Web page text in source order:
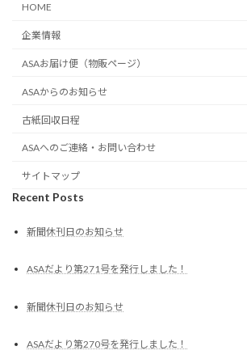
HOME
企業情報
ASAお届け便（物販ページ）
ASAからのお知らせ
古紙回収日程
ASAへのご連絡・お問い合わせ
サイトマップ
Recent Posts
新聞休刊日のお知らせ
ASAだより第271号を発行しました！
新聞休刊日のお知らせ
ASAだより第270号を発行しました！